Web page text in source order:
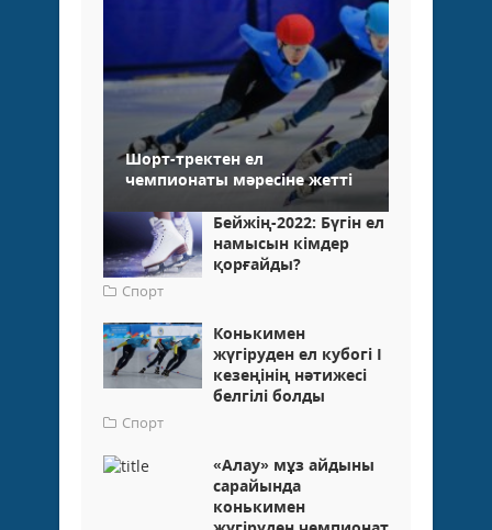
Шорт-тректен ел
чемпионаты мәресіне жетті
Бейжің-2022: Бүгін ел
намысын кімдер
қорғайды?
Спорт
Конькимен
жүгіруден ел кубогі І
кезеңінің нәтижесі
белгілі болды
Спорт
«Алау» мұз айдыны
сарайында
конькимен